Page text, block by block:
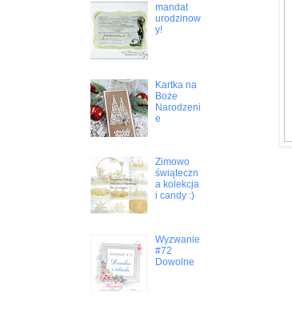
mandat
urodzinow
y!
Kartka na
Boże
Narodzeni
e
Zimowo
świąteczn
a kolekcja
i candy :)
Wyzwanie
#72
Dowolne